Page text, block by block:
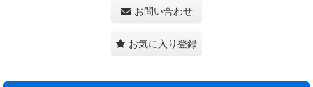
お問い合わせ
お気に入り登録